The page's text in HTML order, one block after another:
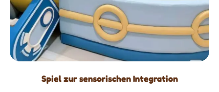
Spiel zur sensorischen Integration